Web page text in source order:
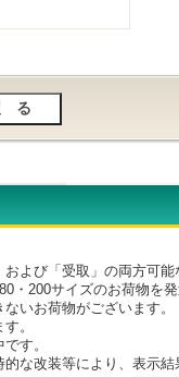
よび「受取」の両方可能
200サイズのお荷物を発
お荷物がございます。
。
す。
な改装等により、表示